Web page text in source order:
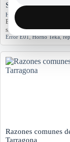
Soluciones
Hornos y placas de cocina
El error E01 en hornos
síntomas para
Error E01,Horno Teka,
Razones comunes
Tarragona